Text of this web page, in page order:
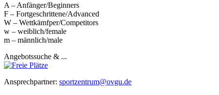
A – Anfänger/Beginners
F – Fortgeschrittene/Advanced
W – Wettkämfper/Competitors
w – weiblich/female
m – männlich/male
Angebotssuche & ...
Ansprechpartner: sportzentrum@ovgu.de